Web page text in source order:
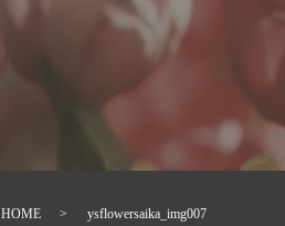
HOME ysflowersaika_img007